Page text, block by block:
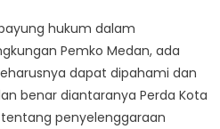
hukum dalam
Pemko Medan, ada
dapat dipahami dan
benar diantaranya Perda Kota
tentang penyelenggaraan